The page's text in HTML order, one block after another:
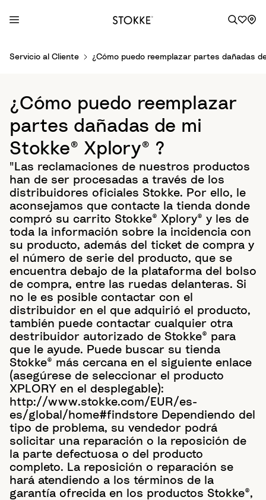
Servicio al Cliente ¿Cómo puedo reemplazar partes dañadas
¿Cómo puedo reemplazar
partes dañadas de mi
Stokke® Xplory® ?
"Las reclamaciones de nuestros productos
han de ser procesadas a través de los
distribuidores oficiales Stokke. Por ello, le
aconsejamos que contacte la tienda donde
compró su carrito Stokke® Xplory® y les de
toda la información sobre la incidencia con
su producto, además del ticket de compra y
el número de serie del producto, que se
encuentra debajo de la plataforma del bolso
de compra, entre las ruedas delanteras. Si
no le es posible contactar con el
distribuidor en el que adquirió el producto,
también puede contactar cualquier otra
destribuidor autorizado de Stokke® para
que le ayude. Puede buscar su tienda
Stokke® más cercana en el siguiente enlace
(asegúrese de seleccionar el producto
XPLORY en el desplegable):
http://www.stokke.com/EUR/es-
es/global/home#findstore Dependiendo del
tipo de problema, su vendedor podrá
solicitar una reparación o la reposición de
la parte defectuosa o del producto
completo. La reposición o reparación se
hará atendiendo a los términos de la
garantía ofrecida en los productos Stokke®,